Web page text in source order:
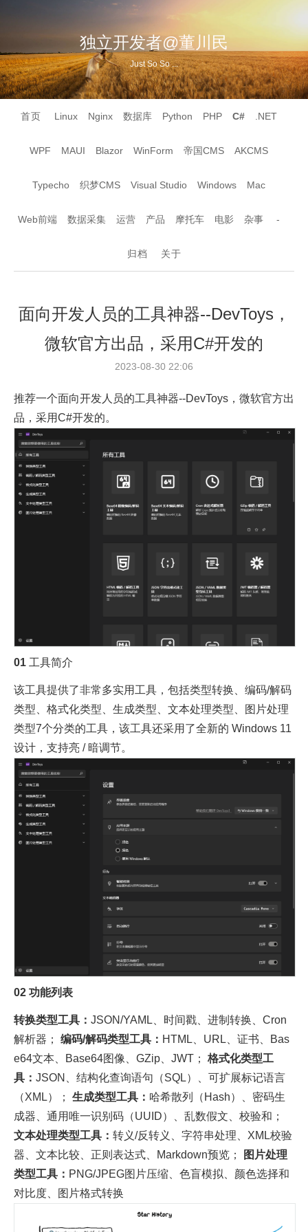
独立开发者@董川民
Just So So ...
首页 Linux Nginx 数据库 Python PHP C# .NET
WPF MAUI Blazor WinForm 帝国CMS AKCMS
Typecho 织梦CMS Visual Studio Windows Mac
Web前端 数据采集 运营 产品 摩托车 电影 杂事 -
归档 关于
面向开发人员的工具神器--DevToys，
微软官方出品，采用C#开发的
2023-08-30 22:06
推荐一个面向开发人员的工具神器--DevToys，微软官方出
品，采用C#开发的。
01 工具简介
该工具提供了非常多实用工具，包括类型转换、编码/解码
类型、格式化类型、生成类型、文本处理类型、图片处理
类型7个分类的工具，该工具还采用了全新的 Windows 11
设计，支持亮 / 暗调节。
02 功能列表
转换类型工具： JSON/YAML、时间戳、进制转换、Cron
解析器；
编码/解码类型工具： HTML、URL、证书、Bas
e64文本、Base64图像、GZip、JWT；
格式化类型工
具： JSON、结构化查询语句（SQL）、可扩展标记语言
（XML）；
生成类型工具： 哈希散列（Hash）、密码生
成器、通用唯一识别码（UUID）、乱数假文、校验和；
文本处理类型工具： 转义/反转义、字符串处理、XML校验
器、文本比较、正则表达式、Markdown预览；
图片处理
类型工具： PNG/JPEG图片压缩、色盲模拟、颜色选择和
对比度、图片格式转换